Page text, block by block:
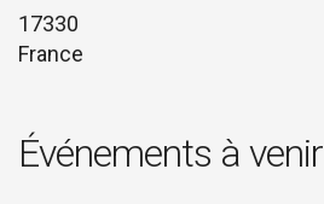
17330
France
Événements à venir